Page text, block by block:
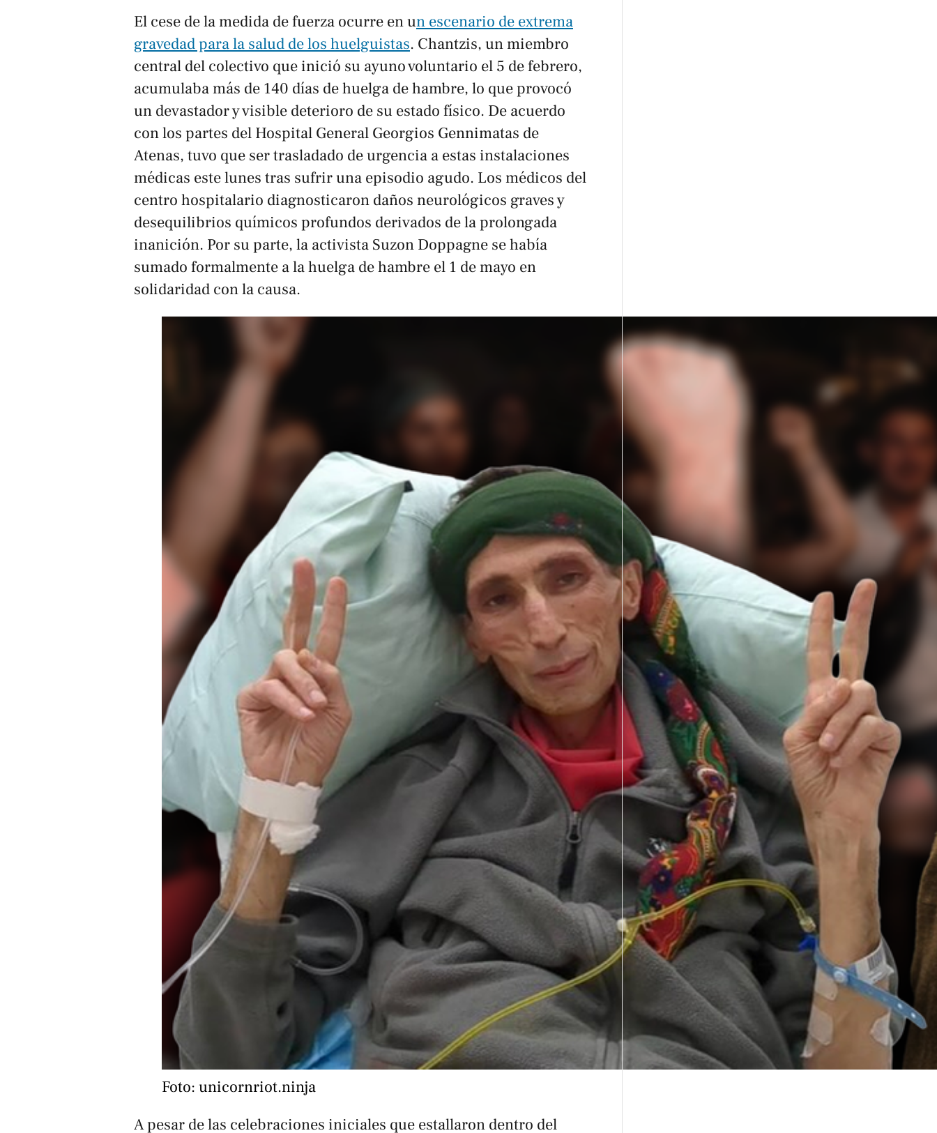
El cese de la medida de fuerza ocurre en un escenario de extrema
gravedad para la salud de los huelguistas. Chantzis, un miembro
central del colectivo que inició su ayuno voluntario el 5 de febrero,
acumulaba más de 140 días de huelga de hambre, lo que provocó
un devastador y visible deterioro de su estado físico. De acuerdo
con los partes del Hospital General Georgios Gennimatas de
Atenas, tuvo que ser trasladado de urgencia a estas instalaciones
médicas este lunes tras sufrir una episodio agudo. Los médicos del
centro hospitalario diagnosticaron daños neurológicos graves y
desequilibrios químicos profundos derivados de la prolongada
inanición. Por su parte, la activista Suzon Doppagne se había
sumado formalmente a la huelga de hambre el 1 de mayo en
solidaridad con la causa.
Foto: unicornriot.ninja
A pesar de las celebraciones iniciales que estallaron dentro del